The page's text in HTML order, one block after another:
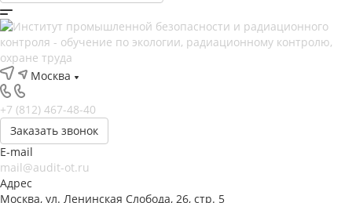
Москва
+7 (812) 467-48-40
Заказать звонок
E-mail
mail@audit-ot.ru
Адрес
Москва, ул. Ленинская Слобода, 26, стр. 5